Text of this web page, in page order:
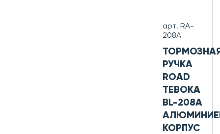
арт. RA-
208A
РУЧКА
ROAD
TEBOKA
BL-208A
КОРПУС